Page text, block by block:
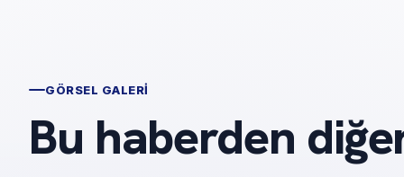
GÖRSEL GALERI
Bu haberden